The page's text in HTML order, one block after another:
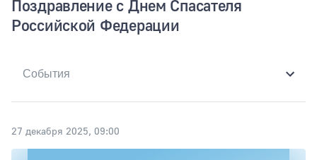
Искать по:
всей фразе
отдельным словам
27 декабря 2025, 09:00
Поздравление с Днем Спасателя
Российской Федерации